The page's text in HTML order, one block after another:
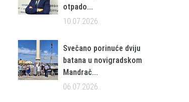
otpado...
10.07.2026..
Svečano porinuće dviju
batana u novigradskom
Mandrač...
06.07.2026..